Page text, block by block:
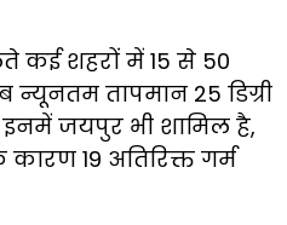
कई शहरों में 15 से 50
न्यूनतम तापमान 25 डिग्री
जयपुर भी शामिल है,
19 अतिरिक्त गर्म